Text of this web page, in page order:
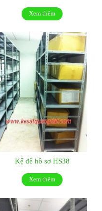
Xem thêm
Kệ để hồ sơ HS38
Xem thêm